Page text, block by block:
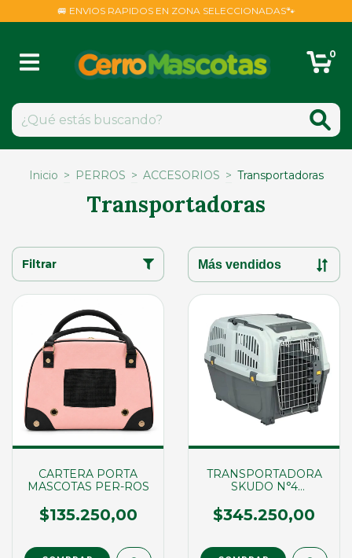
🚐 ENVIOS RAPIDOS EN ZONA SELECCIONADAS🐾
0
Inicio > PERROS > ACCESORIOS > Transportadoras
Transportadoras
Filtrar
CARTERA PORTA
MASCOTAS PER-ROS
$135.250,00
TRANSPORTADORA
SKUDO N°4
$345.250,00